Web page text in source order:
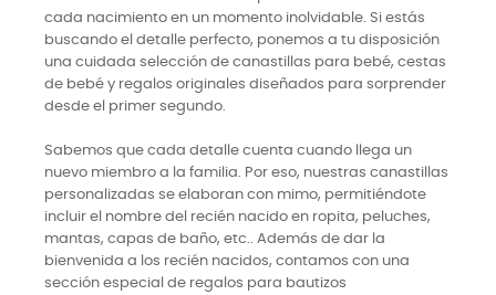
cada nacimiento en un momento inolvidable. Si estás
buscando el detalle perfecto, ponemos a tu disposición
una cuidada selección de canastillas para bebé, cestas
de bebé y regalos originales diseñados para sorprender
desde el primer segundo.
Sabemos que cada detalle cuenta cuando llega un
nuevo miembro a la familia. Por eso, nuestras canastillas
personalizadas se elaboran con mimo, permitiéndote
incluir el nombre del recién nacido en ropita, peluches,
mantas, capas de baño, etc.. Además de dar la
bienvenida a los recién nacidos, contamos con una
sección especial de regalos para bautizos